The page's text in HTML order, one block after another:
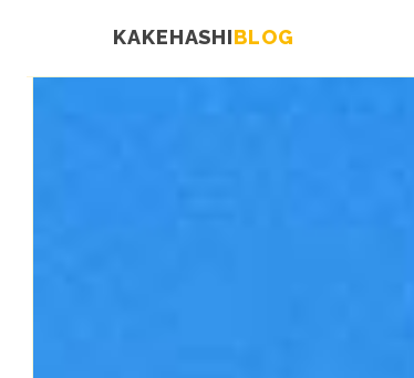
KAKEHASHIBLOG